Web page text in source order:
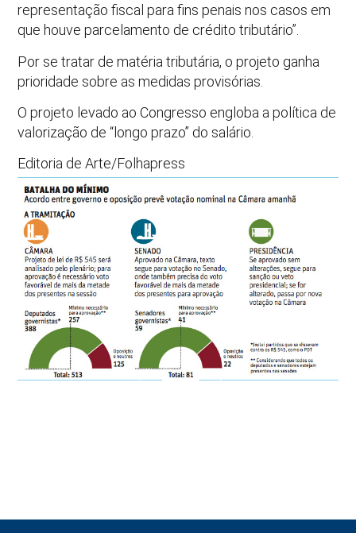
representação fiscal para fins penais nos casos em
que houve parcelamento de crédito tributário”.
Por se tratar de matéria tributária, o projeto ganha
prioridade sobre as medidas provisórias.
O projeto levado ao Congresso engloba a política de
valorização de “longo prazo” do salário.
Editoria de Arte/Folhapress